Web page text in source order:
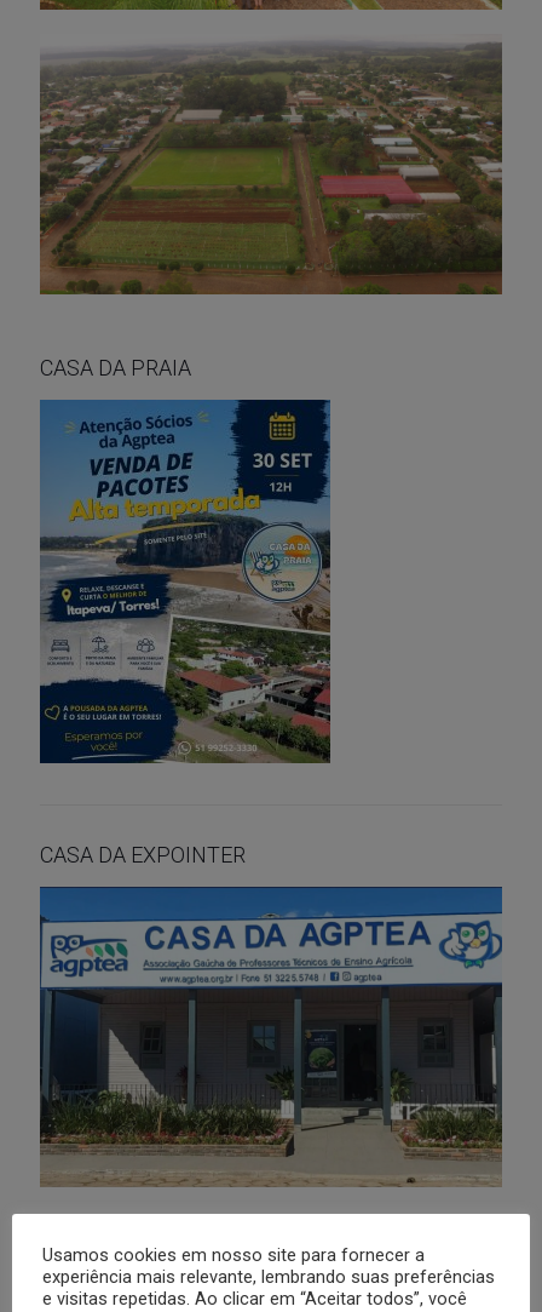
CASA DA PRAIA
CASA DA EXPOINTER
AGPTEA MINAS HOTEL
Usamos cookies em nosso site para fornecer a
experiência mais relevante, lembrando suas preferências
e visitas repetidas. Ao clicar em “Aceitar todos”, você